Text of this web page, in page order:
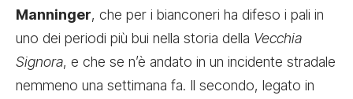
Manninger, che per i bianconeri ha difeso i pali in
uno dei periodi più bui nella storia della Vecchia
Signora, e che se n’è andato in un incidente stradale
nemmeno una settimana fa. Il secondo, legato in